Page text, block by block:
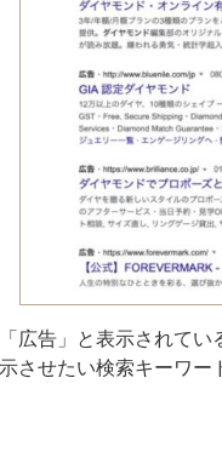
「広告」と表示されて
させたい検索キーワー